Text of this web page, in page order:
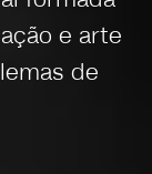
e arte
de